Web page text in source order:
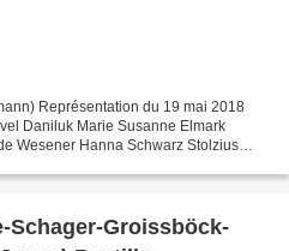
Représentation du 19 mai 2018
Daniluk Marie Susanne Elmark
Wesener Hanna Schwarz Stolzius
Schager-Groissböck-